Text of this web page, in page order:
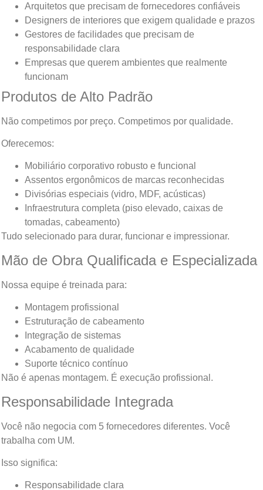
Arquitetos que precisam de fornecedores confiáveis
Designers de interiores que exigem qualidade e prazos
Gestores de facilidades que precisam de
responsabilidade clara
Empresas que querem ambientes que realmente
funcionam
Produtos de Alto Padrão
Não competimos por preço. Competimos por qualidade.
Oferecemos:
Mobiliário corporativo robusto e funcional
Assentos ergonômicos de marcas reconhecidas
Divisórias especiais (vidro, MDF, acústicas)
Infraestrutura completa (piso elevado, caixas de
tomadas, cabeamento)
Tudo selecionado para durar, funcionar e impressionar.
Mão de Obra Qualificada e Especializada
Nossa equipe é treinada para:
Montagem profissional
Estruturação de cabeamento
Integração de sistemas
Acabamento de qualidade
Suporte técnico contínuo
Não é apenas montagem. É execução profissional.
Responsabilidade Integrada
Você não negocia com 5 fornecedores diferentes. Você
trabalha com UM.
Isso significa:
Responsabilidade clara